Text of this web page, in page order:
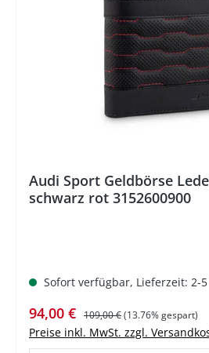
Audi Sport Geldbörse
schwarz rot 3152600900
Sofort verfügbar, Lieferzeit: 2-5
Verkaufspreis:
94,00 € Regulärer Preis:
109,00 €(13.76% gespart)
Preise inkl. MwSt. zzgl.